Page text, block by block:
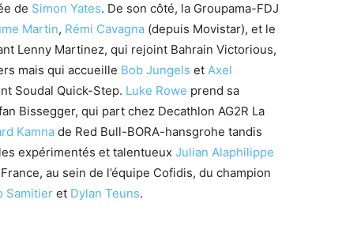
de Simon Yates. De son côté, la Groupama-FDJ
Martin, Rémi Cavagna (depuis Movistar), et le
Lenny Martinez, qui rejoint Bahrain Victorious,
mais qui accueille Bob Jungels et Axel
Soudal Quick-Step. Luke Rowe prend sa
Bissegger, qui part chez Decathlon AG2R La
Kamna de Red Bull-BORA-hansgrohe tandis
expérimentés et talentueux Julian Alaphilippe
au sein de l’équipe Cofidis, du champion
Samitier et Dylan Teuns.